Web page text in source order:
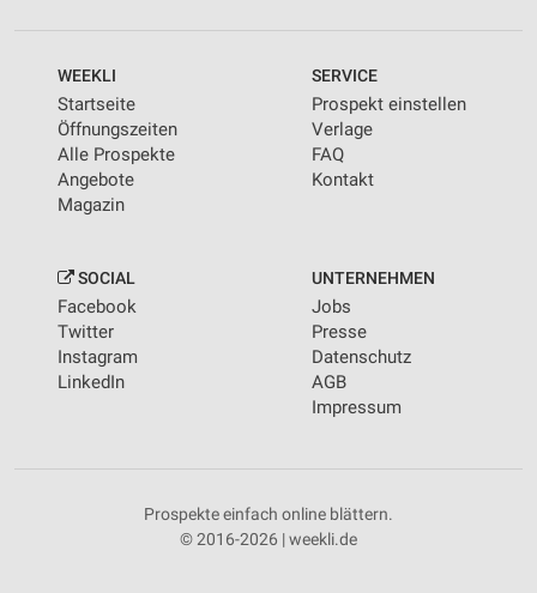
WEEKLI
Startseite
Öffnungszeiten
Alle Prospekte
Angebote
Magazin
SERVICE
Prospekt einstellen
Verlage
FAQ
Kontakt
SOCIAL
Facebook
Twitter
Instagram
LinkedIn
UNTERNEHMEN
Jobs
Presse
Datenschutz
AGB
Impressum
Prospekte einfach online blättern.
© 2016-2026 | weekli.de